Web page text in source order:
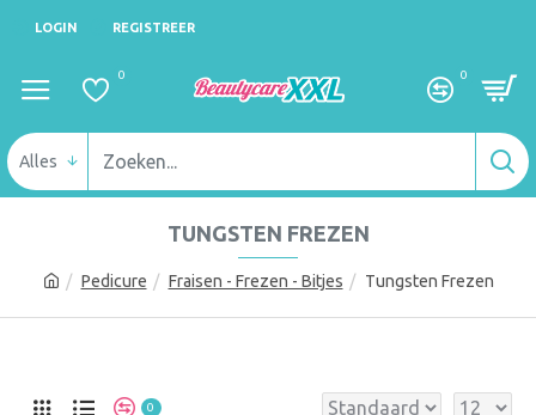
LOGIN REGISTREER
0 0
Alles
Pedicure Fraisen - Frezen - Bitjes Tungsten Frezen
TUNGSTEN FREZEN
0